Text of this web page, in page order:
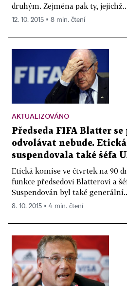
druhým. Zejména pak ty,
12. 10. 2015 ▪ 8 min. čtení
AKTUALIZOVÁNO
Předseda FIFA Blatter
odvolávat nebude.
suspendovala také šéfa
Etická komise ve čtvrtek na 90
funkce předsedovi Blatterovi a
Suspendován byl také
8. 10. 2015 ▪ 4 min. čtení